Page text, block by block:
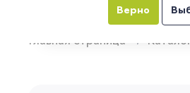
Главная страница Каталог
Верно